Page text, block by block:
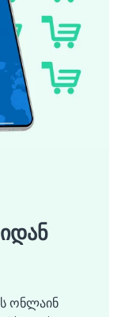
ონლაინ